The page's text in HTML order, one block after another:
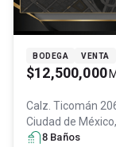
BODEGA VENTA
$12,500,000
Calz. Ticomán
Ciudad de
Gustavo A. Madero
8 Baños